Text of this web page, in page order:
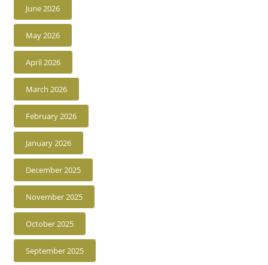
June 2026
May 2026
April 2026
March 2026
February 2026
January 2026
December 2025
November 2025
October 2025
September 2025